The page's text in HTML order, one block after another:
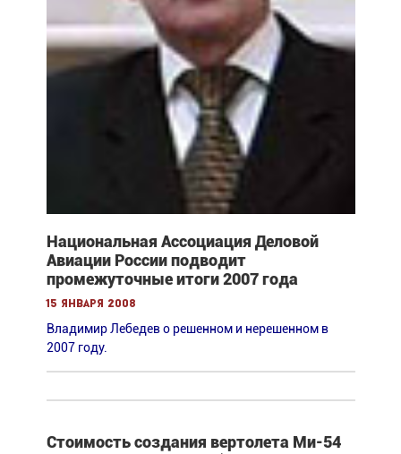
Национальная Ассоциация Деловой
Авиации России подводит
промежуточные итоги 2007 года
15 января 2008
Владимир Лебедев о решенном и нерешенном в
2007 году.
Стоимость создания вертолета Ми-54